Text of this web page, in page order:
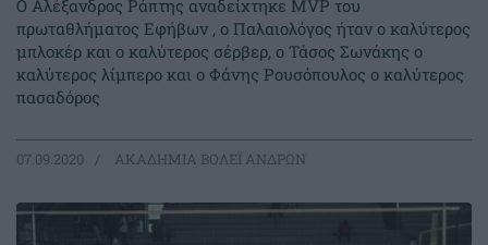
Ο Αλέξανδρος Ράπτης αναδείχτηκε MVP του
πρωταθλήματος Εφήβων , ο Παλαιολόγος ήταν ο καλύτερος
μπλοκέρ και ο καλύτερος σέρβερ, ο Τάσος Σωνάκης ο
καλύτερος λίμπερο και ο Φάνης Ρουσόπουλος ο καλύτερος
πασαδόρος
07.09.2020 ΑΚΑΔΗΜΙΑ ΒΟΛΕΪ ΑΝΔΡΩΝ